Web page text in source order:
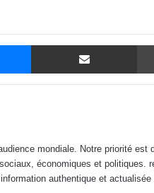
Messenger Partager par
mondiale. Notre priorité est
économiques et politiques.
authentique et